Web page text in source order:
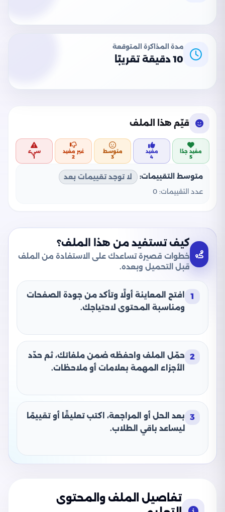
مدة المذاكرة المتوقعة
10 دقيقة تقريبًا
قيّم هذا الملف
مفيد جدًا
5
مفيد
4
متوسط
3
غير مفيد
2
سيء
1
متوسط التقييمات:
لا توجد تقييمات بعد
عدد التقييمات: 0
كيف تستفيد من هذا الملف؟
خطوات قصيرة تساعدك على الاستفادة من الملف
قبل التحميل وبعده.
1
افتح المعاينة أولًا وتأكد من جودة الصفحات
ومناسبة المحتوى لاحتياجك.
2 حمّل الملف واحفظه ضمن ملفاتك، ثم حدّد
الأجزاء المهمة بعلامات أو ملاحظات.
3
بعد الحل أو المراجعة، اكتب تعليقًا أو تقييمًا
ليساعد باقي الطلاب.
تفاصيل الملف والمحتوى